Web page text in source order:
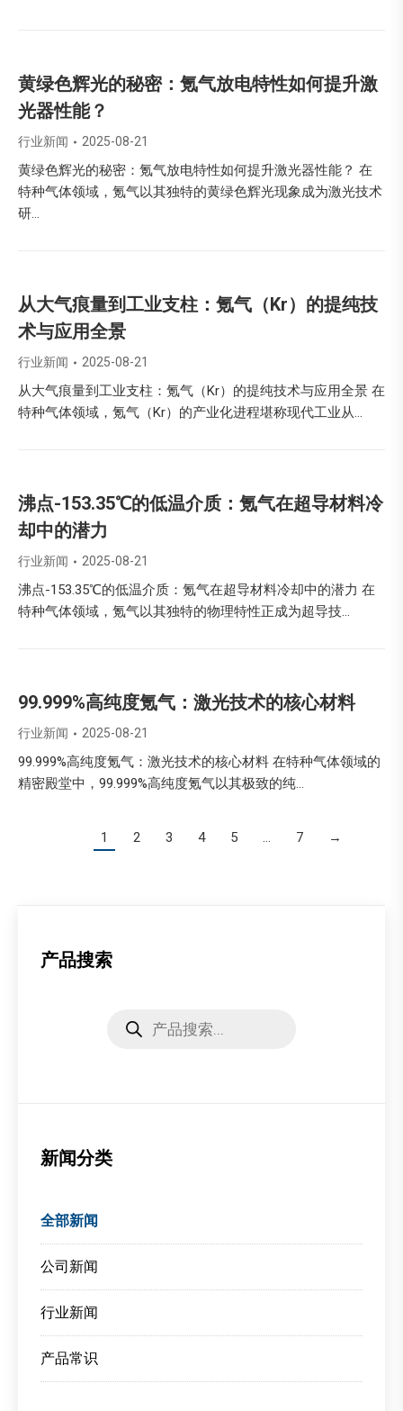
黄绿色辉光的秘密：氪气放电特性如何提升激
光器性能？
行业新闻 2025-08-21
黄绿色辉光的秘密：氪气放电特性如何提升激光器性能？ 在
特种气体领域，氪气以其独特的黄绿色辉光现象成为激光技术
研…
从大气痕量到工业支柱：氪气（Kr）的提纯技
术与应用全景
行业新闻 2025-08-21
从大气痕量到工业支柱：氪气（Kr）的提纯技术与应用全景 在
特种气体领域，氪气（Kr）的产业化进程堪称现代工业从…
沸点-153.35℃的低温介质：氪气在超导材料冷
却中的潜力
行业新闻 2025-08-21
沸点-153.35℃的低温介质：氪气在超导材料冷却中的潜力 在
特种气体领域，氪气以其独特的物理特性正成为超导技…
99.999%高纯度氪气：激光技术的核心材料
行业新闻 2025-08-21
99.999%高纯度氪气：激光技术的核心材料 在特种气体领域的
精密殿堂中，99.999%高纯度氪气以其极致的纯…
1 2 3 4 5 … 7 →
产品搜索
search
新闻分类
全部新闻
公司新闻
行业新闻
产品常识